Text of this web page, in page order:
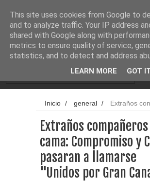
Cargando...
Inicio / general /
Extraños
llamarse "Unidos por Gran Canaria"
Extraños
cama: Compromiso y
pasaran a llamarse
"Unidos por Gran
This site uses cookies from Google to
and to analyze traffic. Your IP address
shared with Google along with
metrics to ensure quality of service,
statistics, and to detect and address
LEARN MORE GOT